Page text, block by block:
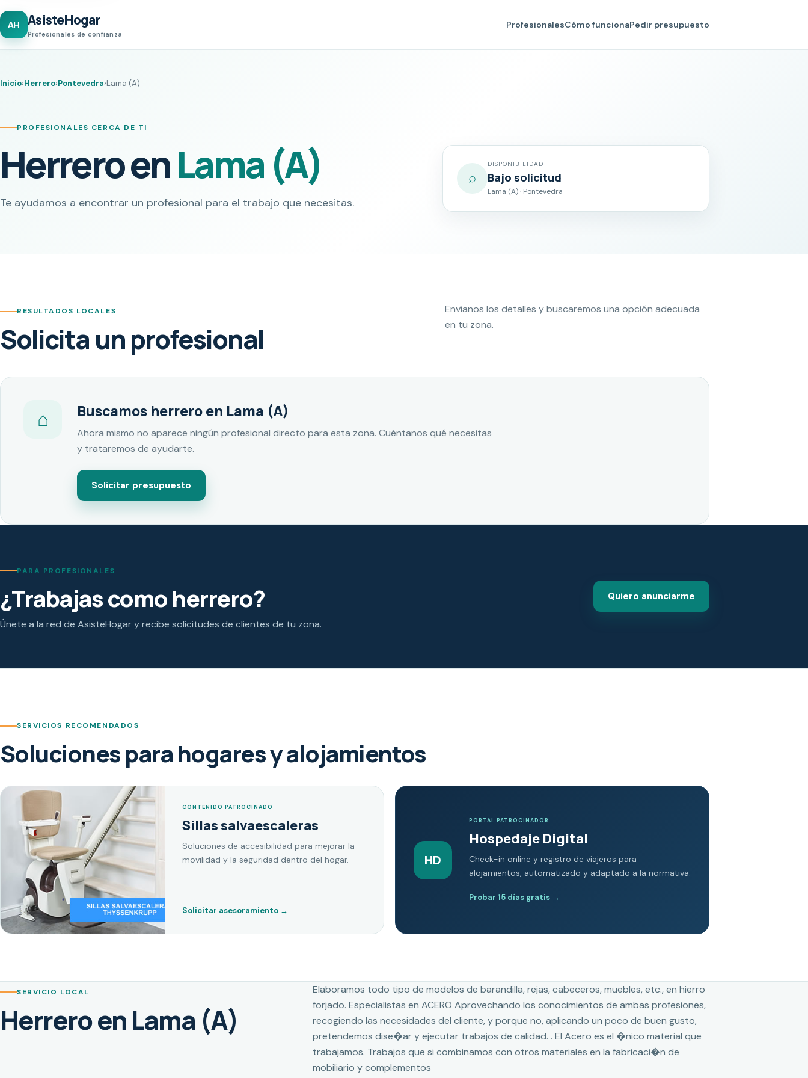
AH AsisteHogar
Profesionales de confianza
ProfesionalesCómo funcionaPedir presupuesto
Inicio›Herrero›Pontevedra›Lama (A)
PROFESIONALES CERCA DE TI
Herrero enLama (A)
Te ayudamos a encontrar un profesional para el trabajo que necesitas.
⌕
DISPONIBILIDAD
Bajo solicitud
Lama (A) · Pontevedra
RESULTADOS LOCALES
Solicita un profesional
Envíanos los detalles y buscaremos una opción adecuada
en tu zona.
⌂ Buscamos herrero en Lama (A)
Ahora mismo no aparece ningún profesional directo para esta zona. Cuéntanos qué necesitas
y trataremos de ayudarte.
Solicitar presupuesto
PARA PROFESIONALES
¿Trabajas como herrero?
Únete a la red de AsisteHogar y recibe solicitudes de clientes de tu zona.
Quiero anunciarme
SERVICIOS RECOMENDADOS
Soluciones para hogares y alojamientos
CONTENIDO PATROCINADO
Sillas salvaescaleras
Soluciones de accesibilidad para mejorar la
movilidad y la seguridad dentro del hogar.
Solicitar asesoramiento →
HD
PORTAL PATROCINADOR
Hospedaje Digital
Check-in online y registro de viajeros para
alojamientos, automatizado y adaptado a la normativa.
Probar 15 días gratis →
SERVICIO LOCAL
Herrero en Lama (A)
Elaboramos todo tipo de modelos de barandilla, rejas, cabeceros, muebles, etc., en hierro
forjado. Especialistas en ACERO Aprovechando los conocimientos de ambas profesiones,
recogiendo las necesidades del cliente, y porque no, aplicando un poco de buen gusto,
pretendemos dise�ar y ejecutar trabajos de calidad. . El Acero es el �nico material que
trabajamos. Trabajos que si combinamos con otros materiales en la fabricaci�n de
mobiliario y complementos